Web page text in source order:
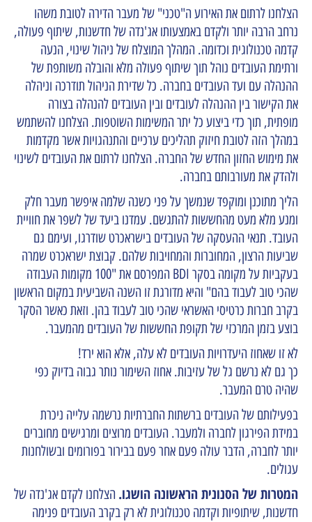
הצלחנו לרתום את האירוע ה"טכני" של מעבר הדירה לטובת משהו
נרחב הרבה יותר ולקדם באמצעותו אג'נדה של חדשנות, שיתוף פעולה,
קדמה טכנולוגית וכדומה. המהלך המוצלח של ניהול שינוי, הנעה
ורתימת העובדים נוהל תוך שיתוף פעולה מלא והובלה משותפת של
ההנהלה עם ועד העובדים בחברה. כל שדירת הניהול תודרכה וניהלה
את הקישור בין ההנהלה לעובדים ובין העובדים להנהלה בצורה
מופתית, תוך כדי ביצוע כל יתר המשימות השוטפות. הצלחנו להשתמש
במהלך הזה לטובת חיזוק תהליכים ערכיים והתנהגויות אשר מקדמות
את מימוש החזון החדש של החברה. הצלחנו לרתום את העובדים לשינוי
ולהדק את מעורבותם בחברה.
הליך מתוכנן ומוקפד שנמשך על פני כשנה שלמה איפשר מעבר חלק
ומנע מלא מעט מהחששות להתגשם. עמדנו ביעד של לשפר את חוויית
העובד. תנאי ההעסקה של העובדים בישראכרט שודרגו, ועימם גם
שביעות הרצון, המחוברות והמחויבות שלהם. קבוצת ישראכרט שמרה
בעקביות על מקומה בסקר BDI המפרסם את "100 מקומות העבודה
שהכי טוב לעבוד בהם" והיא מדורגת זו השנה השביעית במקום הראשון
בקרב חברות כרטיסי האשראי שהכי טוב לעבוד בהן. וזאת כאשר הסקר
בוצע בזמן המרכזי של תקופת החששות של העובדים מהמעבר.
לא זו שאחוז היעדרויות העובדים לא עלה, אלא הוא ירד!
כך גם לא נרשם גל של עזיבות. אחוז השימור נותר גבוה בדיוק כפי
שהיה טרם המעבר.
בפעילותם של העובדים ברשתות החברתיות נרשמה עלייה ניכרת
במידת הפירגון לחברה ולמעבר. העובדים מרוצים ומרגישים מחוברים
יותר לחברה, הדבר עולה פעם אחר פעם בבירור בפורומים ובשולחנות
עגולים.
המטרות של הסנונית הראשונה הושגו. הצלחנו לקדם אג'נדה של
חדשנות, שיתופיות וקדמה טכנולוגית לא רק בקרב העובדים פנימה